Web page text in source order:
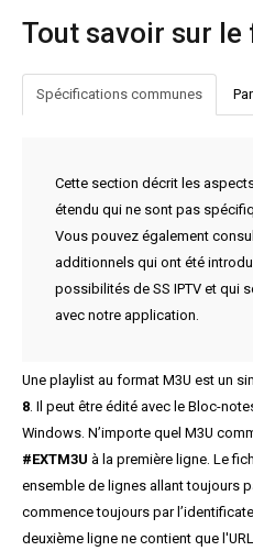
Tout savoir sur
Spécifications communes
Cette section décrit les
étendu qui ne sont pas
Vous pouvez également
additionnels qui ont été
possibilités de SS IPTV et qui
avec notre application.
Une playlist au format M3U est un
8. Il peut être édité avec le Bloc-
Windows. N’importe quel M3U
#EXTM3U à la première ligne. Le
ensemble de lignes allant toujours
commence toujours par
deuxième ligne ne contient que